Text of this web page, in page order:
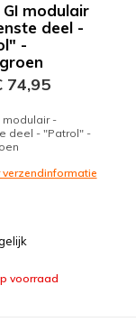
GI modulair
deel -
-
modulair -
deel - "Patrol" -
verzendinformatie
voorraad